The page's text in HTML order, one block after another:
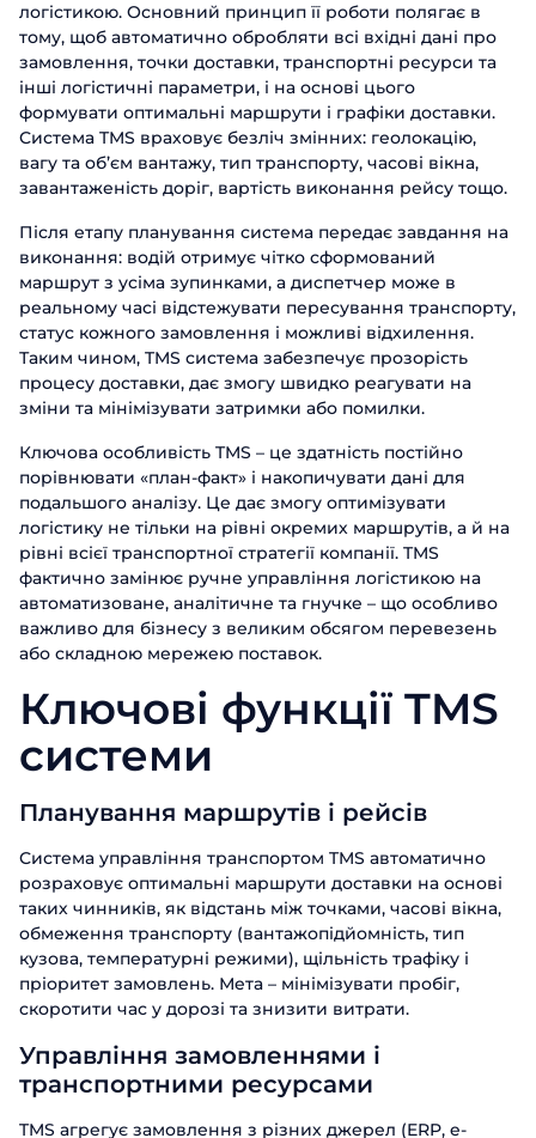
логістикою. Основний принцип її роботи полягає в
тому, щоб автоматично обробляти всі вхідні дані про
замовлення, точки доставки, транспортні ресурси та
інші логістичні параметри, і на основі цього
формувати оптимальні маршрути і графіки доставки.
Система TMS враховує безліч змінних: геолокацію,
вагу та об’єм вантажу, тип транспорту, часові вікна,
завантаженість доріг, вартість виконання рейсу тощо.
Після етапу планування система передає завдання на
виконання: водій отримує чітко сформований
маршрут з усіма зупинками, а диспетчер може в
реальному часі відстежувати пересування транспорту,
статус кожного замовлення і можливі відхилення.
Таким чином, TMS система забезпечує прозорість
процесу доставки, дає змогу швидко реагувати на
зміни та мінімізувати затримки або помилки.
Ключова особливість TMS – це здатність постійно
порівнювати «план-факт» і накопичувати дані для
подальшого аналізу. Це дає змогу оптимізувати
логістику не тільки на рівні окремих маршрутів, а й на
рівні всієї транспортної стратегії компанії. TMS
фактично замінює ручне управління логістикою на
автоматизоване, аналітичне та гнучке – що особливо
важливо для бізнесу з великим обсягом перевезень
або складною мережею поставок.
Ключові функції TMS
системи
Планування маршрутів і рейсів
Система управління транспортом TMS автоматично
розраховує оптимальні маршрути доставки на основі
таких чинників, як відстань між точками, часові вікна,
обмеження транспорту (вантажопідйомність, тип
кузова, температурні режими), щільність трафіку і
пріоритет замовлень. Мета – мінімізувати пробіг,
скоротити час у дорозі та знизити витрати.
Управління замовленнями і
транспортними ресурсами
TMS агрегує замовлення з різних джерел (ERP, e-